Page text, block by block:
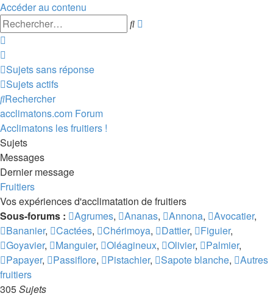
Accéder au contenu
Rechercher
Sujets sans réponse
Sujets actifs
Rechercher
acclimatons.com Forum
Acclimatons les fruitiers !
Sujets
Messages
Dernier message
Fruitiers
Vos expériences d'acclimatation de fruitiers
Sous-forums :
Agrumes, Ananas, Annona, Avocatier,
Bananier, Cactées, Chérimoya, Dattier, Figuier,
Goyavier, Manguier, Oléagineux, Olivier, Palmier,
Papayer, Passiflore, Pistachier, Sapote blanche,
Autres
fruitiers
305Sujets